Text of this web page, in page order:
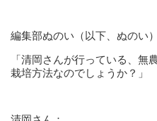
編集部ぬのい（以下、ぬのい
「清岡さんが行っている、無
栽培方法なのでしょうか？」